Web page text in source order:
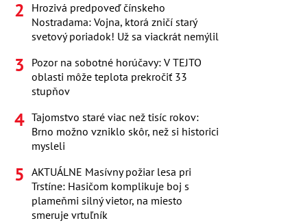
Hrozivá predpoveď čínskeho
Nostradama: Vojna, ktorá zničí starý
svetový poriadok! Už sa viackrát nemýlil
Pozor na sobotné horúčavy: V TEJTO
oblasti môže teplota prekročiť 33
stupňov
Tajomstvo staré viac než tisíc rokov:
Brno možno vzniklo skôr, než si historici
mysleli
AKTUÁLNE Masívny požiar lesa pri
Trstíne: Hasičom komplikuje boj s
plameňmi silný vietor, na miesto
smeruje vrtuľník